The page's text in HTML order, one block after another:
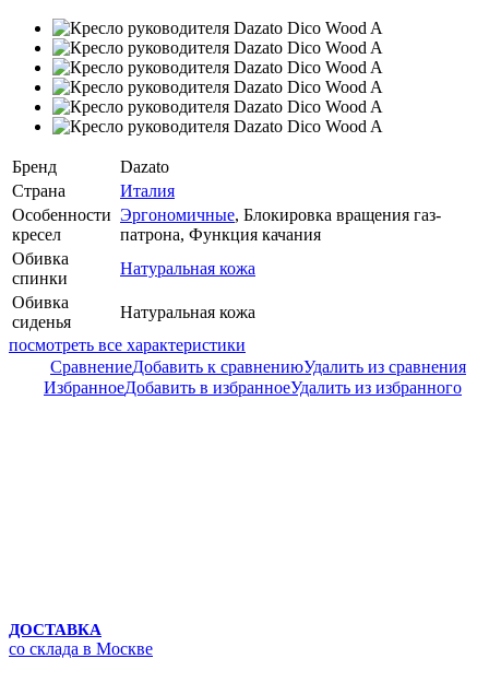
Бренд
Dazato
Страна
Италия
Особенности
кресел
Эргономичные, Блокировка вращения газ-
патрона, Функция качания
Обивка
спинки
Натуральная кожа
Обивка
сиденья
Натуральная кожа
посмотреть все характеристики
СравнениеДобавить к сравнениюУдалить из сравнения
ИзбранноеДобавить в избранноеУдалить из избранного
ДОСТАВКА
со склада в Москве